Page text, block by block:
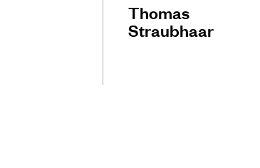
Thomas
Straubhaar